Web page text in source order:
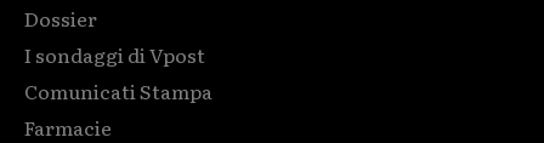
Dossier
I sondaggi di Vpost
Comunicati Stampa
Farmacie